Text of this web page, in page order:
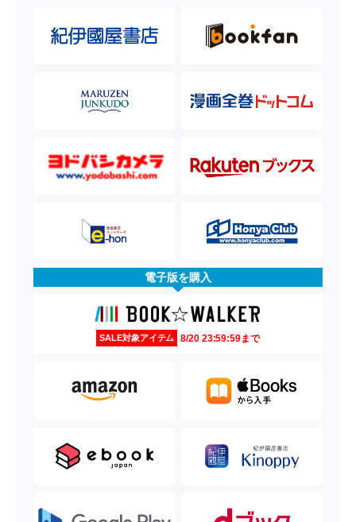
電子版を購入
SALE対象アイテム 8/20 23:59:59まで